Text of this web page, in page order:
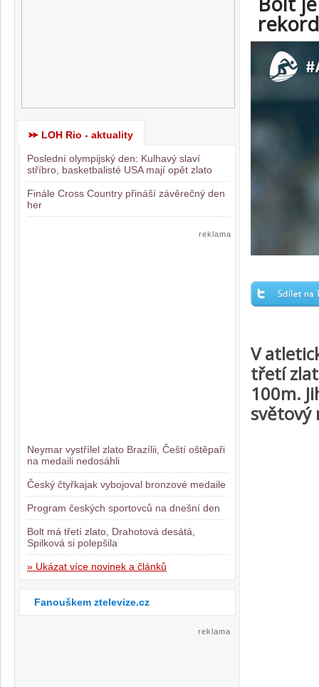
LOH Rio - aktuality
Poslední olympijský den: Kulhavý slaví
stříbro, basketbalisté USA mají opět zlato
Finále Cross Country přináší závěrečný den
her
reklama
Neymar vystřílel zlato Brazílii, Čeští oštěpaři
na medaili nedosáhli
Český čtyřkajak vybojoval bronzové medaile
Program českých sportovců na dnešní den
Bolt má třetí zlato, Drahotová desátá,
Spilková si polepšila
» Ukázat více novinek a článků
Fanouškem ztelevize.cz
reklama
rekord
V
třetí
100m.